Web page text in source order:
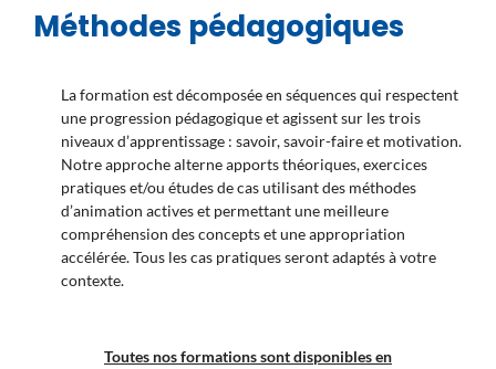
Méthodes pédagogiques
La formation est décomposée en séquences qui respectent
une progression pédagogique et agissent sur les trois
niveaux d’apprentissage : savoir, savoir-faire et motivation.
Notre approche alterne apports théoriques, exercices
pratiques et/ou études de cas utilisant des méthodes
d’animation actives et permettant une meilleure
compréhension des concepts et une appropriation
accélérée. Tous les cas pratiques seront adaptés à votre
contexte.
Toutes nos formations sont disponibles en